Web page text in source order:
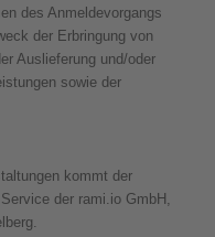
des Anmeldevorgangs
der Erbringung von
Auslieferung und/oder
sowie der
kommt der
der rami.io GmbH,